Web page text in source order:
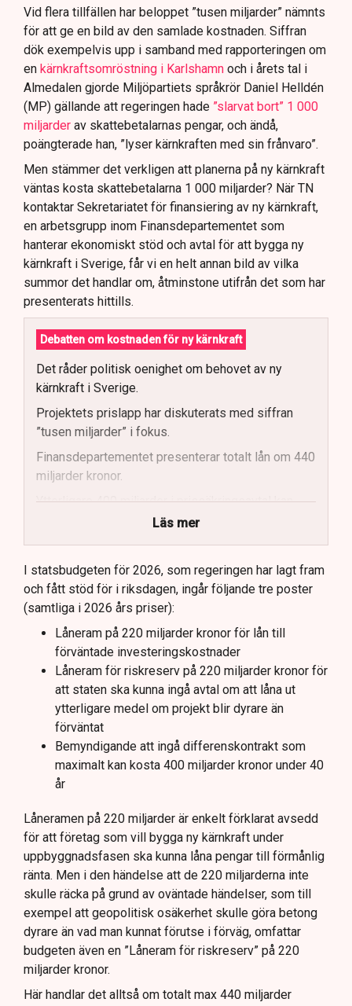
Vid flera tillfällen har beloppet ”tusen miljarder” nämnts
för att ge en bild av den samlade kostnaden. Siffran
dök exempelvis upp i samband med rapporteringen om
en kärnkraftsomröstning i Karlshamn och i årets tal i
Almedalen gjorde Miljöpartiets språkrör Daniel Helldén
(MP) gällande att regeringen hade ”slarvat bort” 1 000
miljarder av skattebetalarnas pengar, och ändå,
poängterade han, ”lyser kärnkraften med sin frånvaro”.
Men stämmer det verkligen att planerna på ny kärnkraft
väntas kosta skattebetalarna 1 000 miljarder? När TN
kontaktar Sekretariatet för finansiering av ny kärnkraft,
en arbetsgrupp inom Finansdepartementet som
hanterar ekonomiskt stöd och avtal för att bygga ny
kärnkraft i Sverige, får vi en helt annan bild av vilka
summor det handlar om, åtminstone utifrån det som har
presenterats hittills.
Debatten om kostnaden för ny kärnkraft
Det råder politisk oenighet om behovet av ny
kärnkraft i Sverige.
Projektets prislapp har diskuterats med siffran
”tusen miljarder” i fokus.
Finansdepartementet presenterar totalt lån om 440
miljarder kronor.
Ytterligare 400 miljarder i prissäkringsavtal kan
påverka statens kostnader.
Totala uppskattade kostnader inkluderar bland
annat möjliga kostnader för slutförvar.
Regeringen och Miljöpartiet har olika syn på
investeringens nödvändighet.
Läs mer
I statsbudgeten för 2026, som regeringen har lagt fram
och fått stöd för i riksdagen, ingår följande tre poster
(samtliga i 2026 års priser):
Låneram på 220 miljarder kronor för lån till
förväntade investeringskostnader
Låneram för riskreserv på 220 miljarder kronor för
att staten ska kunna ingå avtal om att låna ut
ytterligare medel om projekt blir dyrare än
förväntat
Bemyndigande att ingå differenskontrakt som
maximalt kan kosta 400 miljarder kronor under 40
år
Låneramen på 220 miljarder är enkelt förklarat avsedd
för att företag som vill bygga ny kärnkraft under
uppbyggnadsfasen ska kunna låna pengar till förmånlig
ränta. Men i den händelse att de 220 miljarderna inte
skulle räcka på grund av oväntade händelser, som till
exempel att geopolitisk osäkerhet skulle göra betong
dyrare än vad man kunnat förutse i förväg, omfattar
budgeten även en ”Låneram för riskreserv” på 220
miljarder kronor.
Här handlar det alltså om totalt max 440 miljarder